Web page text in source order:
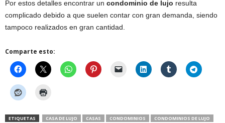
Por estos detalles encontrar un condominio de lujo resulta
complicado debido a que suelen contar con gran demanda, siendo
tampoco realizados en gran cantidad.
Comparte esto:
ETIQUETAS CASA DE LUJO CASAS CONDOMINIOS
CONDOMINIOS DE LUJO